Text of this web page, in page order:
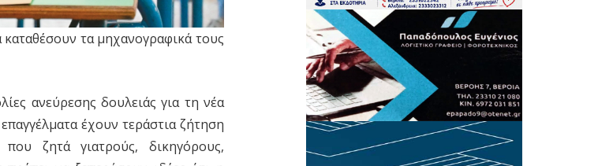
καταθέσουν τα μηχανογραφικά τους
ανεύρεσης δουλειάς για τη νέα
έχουν τεράστια ζήτηση
ζητά γιατρούς, δικηγόρους,